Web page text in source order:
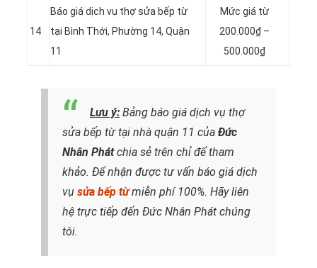
14
Báo giá dịch vụ thợ sửa bếp từ
tại Bình Thới, Phường 14, Quận
11
Mức giá từ
200.000₫ –
500.000₫
Lưu ý: Bảng báo giá dịch vụ thợ
sửa bếp từ tại nhà quận 11 của Đức
Nhân Phátchia sẻ trên chỉ để tham
khảo. Để nhận được tư vấn báo giá dịch
vụ sửa bếp từmiễn phí 100%. Hãy liên
hệ trực tiếp đến Đức Nhân Phát chúng
tôi.